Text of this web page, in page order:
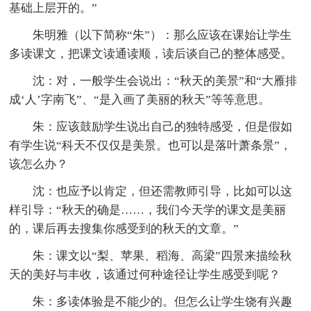
基础上层开的。”
朱明雅（以下简称“朱”）：那么应该在课始让学生
多读课文，把课文读通读顺，读后谈自己的整体感受。
沈：对，一般学生会说出：“秋天的美景”和“大雁排
成‘人’字南飞”、“是入画了美丽的秋天”等等意思。
朱：应该鼓励学生说出自己的独特感受，但是假如
有学生说“科天不仅仅是美景。也可以是落叶萧条景”，
该怎么办？
沈：也应予以肯定，但还需教师引导，比如可以这
样引导：“秋天的确是……，我们今天学的课文是美丽
的，课后再去搜集你感受到的秋天的文章。”
朱：课文以“梨、苹果、稻海、高梁”四景来描绘秋
天的美好与丰收，该通过何种途径让学生感受到呢？
朱：多读体验是不能少的。但怎么让学生饶有兴趣